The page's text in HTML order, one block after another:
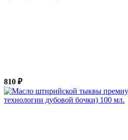
810 ₽